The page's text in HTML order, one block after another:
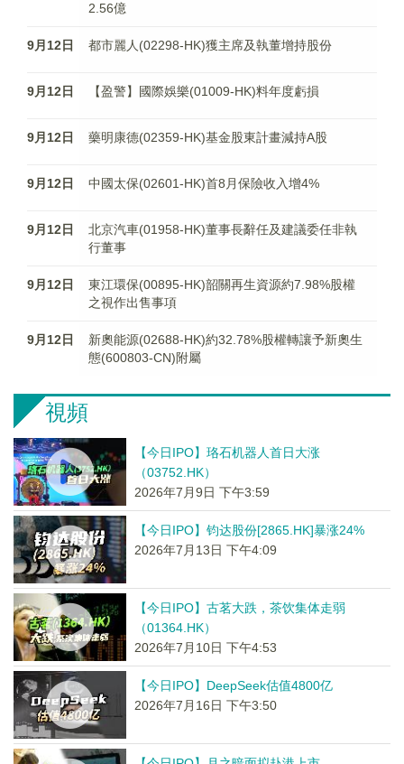
2.56億
9月12日 都市麗人(02298-HK)獲主席及執董增持股份
9月12日 【盈警】國際娛樂(01009-HK)料年度虧損
9月12日 藥明康德(02359-HK)基金股東計畫減持A股
9月12日 中國太保(02601-HK)首8月保險收入增4%
9月12日
北京汽車(01958-HK)董事長辭任及建議委任非執
行董事
9月12日
東江環保(00895-HK)韶關再生資源約7.98%股權
之視作出售事項
9月12日
新奧能源(02688-HK)約32.78%股權轉讓予新奧生
態(600803-CN)附屬
視頻
【今日IPO】珞石机器人首日大涨
（03752.HK）
2026年7月9日 下午3:59
【今日IPO】钧达股份[2865.HK]暴涨24%
2026年7月13日 下午4:09
【今日IPO】古茗大跌，茶饮集体走弱
（01364.HK）
2026年7月10日 下午4:53
【今日IPO】DeepSeek估值4800亿
2026年7月16日 下午3:50